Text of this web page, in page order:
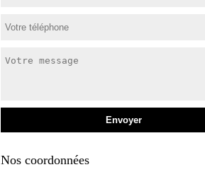
Nos coordonnées